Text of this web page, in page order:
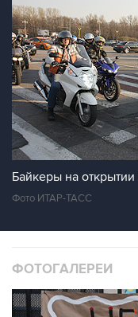
Байкеры на
Фото ИТАР-ТАСС
ФОТОГАЛЕРЕИ